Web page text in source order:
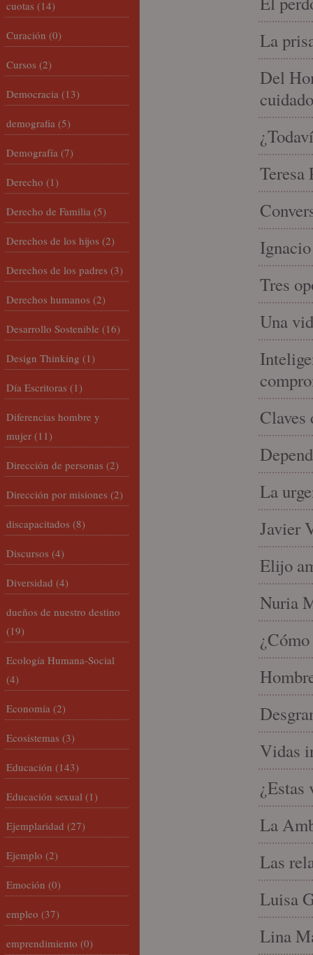
La
Del
cuidado
Teresa
Tres
Una
Claves
La
Javier
Elijo
Nuria
Vidas
¿Estas
La
Las
Luisa
Lina
cuotas (14)
Curación (0)
Cursos (2)
Democracia (13)
demografia (5)
Demografía (7)
Derecho (1)
Derecho de Familia (5)
Derechos de los hijos (2)
Derechos de los padres (3)
Derechos humanos (2)
Desarrollo Sostenible (16)
Design Thinking (1)
Día Escritoras (1)
Diferencias hombre y
mujer (11)
Dirección de personas (2)
Dirección por misiones (2)
discapacitados (8)
Discursos (4)
Diversidad (4)
dueños de nuestro destino
(19)
Ecología Humana-Social
(4)
Economía (2)
Ecosistemas (3)
Educación (143)
Educación sexual (1)
Ejemplaridad (27)
Ejemplo (2)
Emoción (0)
empleo (37)
emprendimiento (0)